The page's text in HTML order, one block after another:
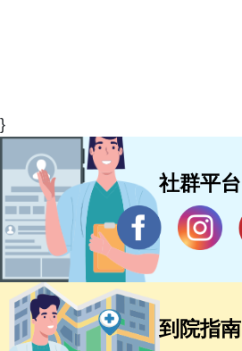
}
社群平台
到院指南